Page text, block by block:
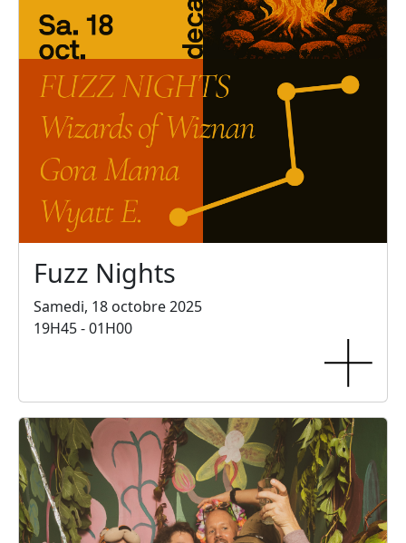
Fuzz Nights
Samedi, 18 octobre 2025
19H45 - 01H00